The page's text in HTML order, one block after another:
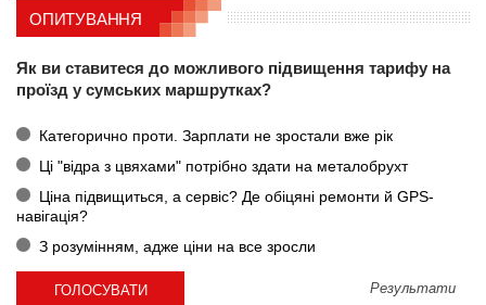
ОПИТУВАННЯ
Як ви ставитеся до можливого підвищення тарифу на
проїзд у сумських маршрутках?
Категорично проти. Зарплати не зростали вже рік
Ці "відра з цвяхами" потрібно здати на металобрухт
Ціна підвищиться, а сервіс? Де обіцяні ремонти й GPS-
навігація?
З розумінням, адже ціни на все зросли
Результати